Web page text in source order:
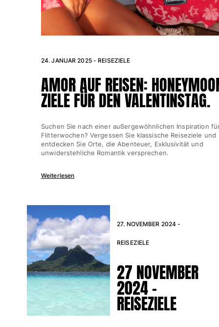
Bademode
Oberteile
Rashguards
Alle Bademode anzeigen
Kleider
Polos
Hemden
Sweatshirts
T-Shirts
Loungewear-Kollektion
Kimonos
Alle Bekleidung anzeigen
Yachting collection
Alle Yachting collection anzeigen
Jungen
24. JANUAR 2025 - REISEZIELE
AMOR AUF REISEN:
ZIELE FÜR DEN VALENTINSTAG.
Suchen Sie nach einer außergewöhnlichen Inspiration
Flitterwochen? Vergessen Sie klassische Reiseziele und
entdecken Sie Orte, die Abenteuer, Exklusivität und
unwiderstehliche Romantik versprechen.
Weiterlesen
27. NOVEMBER 2024 -
REISEZIELE
27 NOVEMBER
2024 -
REISEZIELE